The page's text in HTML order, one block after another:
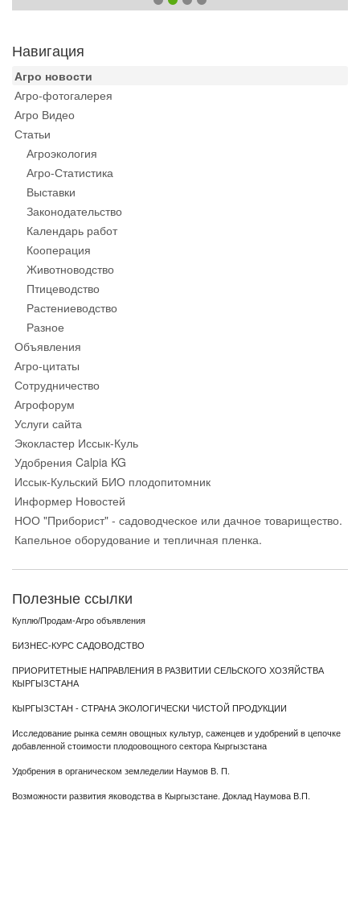
Навигация
Агро новости
Агро-фотогалерея
Агро Видео
Статьи
Агроэкология
Агро-Статистика
Выставки
Законодательство
Календарь работ
Кооперация
Животноводство
Птицеводство
Растениеводство
Разное
Объявления
Агро-цитаты
Сотрудничество
Агрофорум
Услуги сайта
Экокластер Иссык-Куль
Удобрения Calpia KG
Иссык-Кульский БИО плодопитомник
Информер Новостей
НОО "Приборист" - садоводческое или дачное товарищество.
Капельное оборудование и тепличная пленка.
Полезные ссылки
Куплю/Продам-Агро объявления
БИЗНЕС-КУРС САДОВОДСТВО
ПРИОРИТЕТНЫЕ НАПРАВЛЕНИЯ В РАЗВИТИИ СЕЛЬСКОГО ХОЗЯЙСТВА
КЫРГЫЗСТАНА
КЫРГЫЗСТАН - СТРАНА ЭКОЛОГИЧЕСКИ ЧИСТОЙ ПРОДУКЦИИ
Исследование рынка семян овощных культур, саженцев и удобрений в цепочке
добавленной стоимости плодоовощного сектора Кыргызстана
Удобрения в органическом земледелии Наумов В. П.
Возможности развития яководства в Кыргызстане. Доклад Наумова В.П.